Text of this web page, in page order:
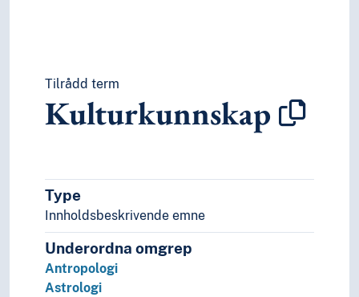
Tilrådd term
Kulturkunnskap
Type
Innholdsbeskrivende emne
Underordna omgrep
Antropologi
Astrologi